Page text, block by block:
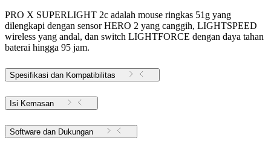
PRO X SUPERLIGHT 2c adalah mouse ringkas 51g yang
dilengkapi dengan sensor HERO 2 yang canggih, LIGHTSPEED
wireless yang andal, dan switch LIGHTFORCE dengan daya tahan
baterai hingga 95 jam.
Spesifikasi dan Kompatibilitas
Isi Kemasan
Software dan Dukungan